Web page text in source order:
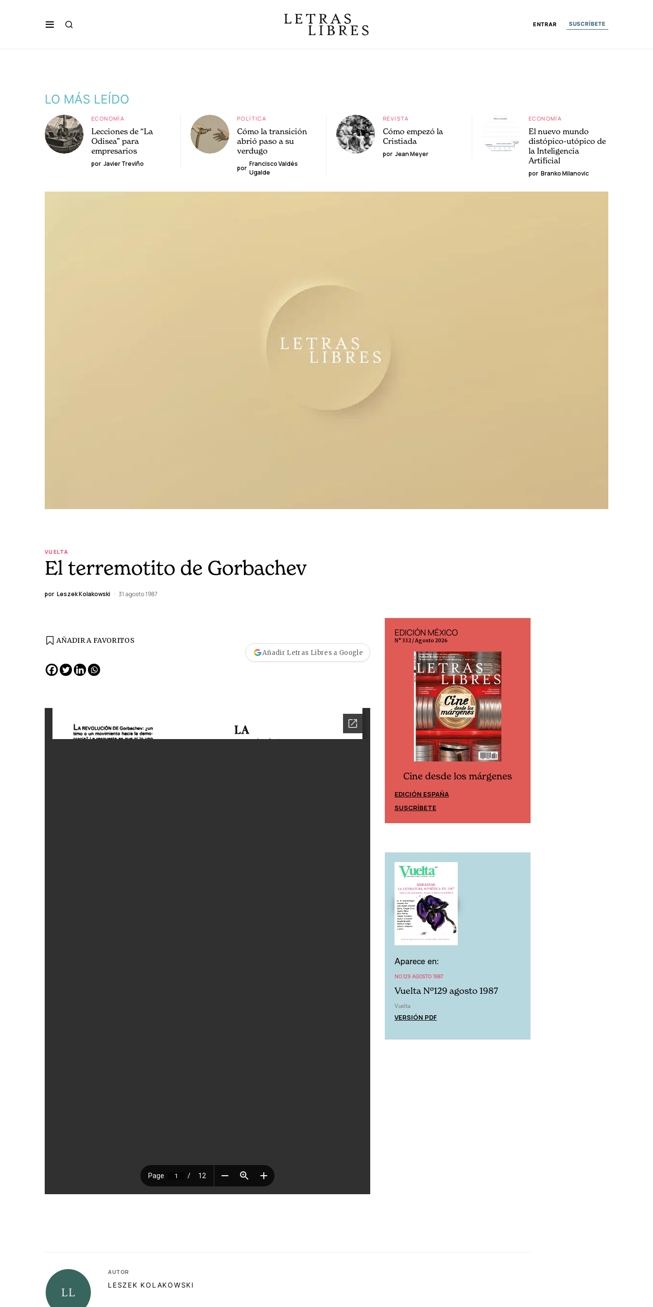
ENTRAR SUSCRÍBETE
LO MÁS LEÍDO
ECONOMÍA
Lecciones de “La
Odisea” para
empresarios
por Javier Treviño
POLÍTICA
Cómo la transición
abrió paso a su
verdugo
por
Francisco Valdés
Ugalde
REVISTA
Cómo empezó la
Cristiada
por Jean Meyer
ECONOMÍA
El nuevo mundo
distópico-utópico de
la Inteligencia
Artificial
por Branko Milanovic
VUELTA
El terremotito de Gorbachev
por Leszek Kolakowski 31 agosto 1987
AÑADIR A FAVORITOS
Añadir Letras Libres a Google
EDICIÓN MÉXICO
N° 332 / Agosto 2026
Cine desde los márgenes
EDICIÓN ESPAÑA
SUSCRÍBETE
Aparece en:
NO.129 AGOSTO 1987
Vuelta Nº129 agosto 1987
Vuelta
VERSIÓN PDF
AUTOR
LESZEK KOLAKOWSKI